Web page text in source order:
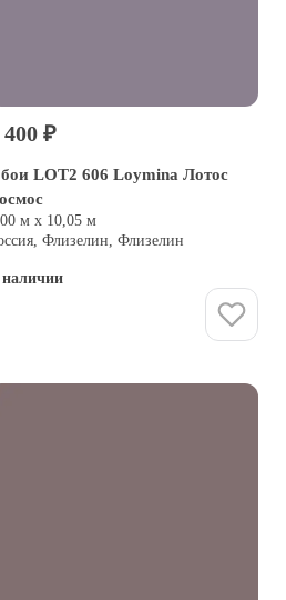
400 ₽
LOT2 606 Loymina Лотос
м х 10,05 м
Флизелин, Флизелин